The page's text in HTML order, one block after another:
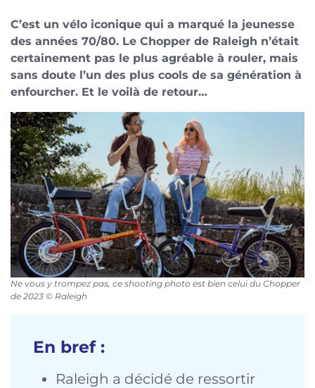
C’est un vélo iconique qui a marqué la jeunesse
des années 70/80. Le Chopper de Raleigh n’était
certainement pas le plus agréable à rouler, mais
sans doute l’un des plus cools de sa génération à
enfourcher. Et le voilà de retour…
Ne vous y trompez pas, ce shooting photo est bien celui du Chopper
de 2023 © Raleigh
En bref :
Raleigh a décidé de ressortir